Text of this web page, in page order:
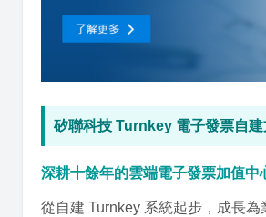
矽聯科技 Turnkey 電子發票自建
深耕十餘年的雲端電子發票加值中
從自建 Turnkey 系統起步，成長為